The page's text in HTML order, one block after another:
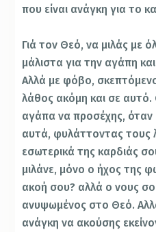
που είναι ανάγκη για το
Γιά τον Θεό, να μιλάς με
μάλιστα για την αγάπη
Αλλά με φόβο,
λάθος ακόμη και σε
αγάπα να προσέχης, όταν
αυτά, φυλάττοντας τους
εσωτερικά της καρδιάς
μιλάνε, μόνο ο ήχος της
ακοή σου? αλλά ο νους
ανυψωμένος στο Θεό.
ανάγκη να ακούσης